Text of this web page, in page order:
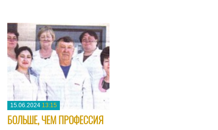
15.06.2024 13:15
БОЛЬШЕ, ЧЕМ ПРОФЕССИЯ